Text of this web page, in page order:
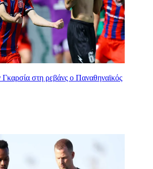
στη ρεβάνς ο Παναθηναϊκός